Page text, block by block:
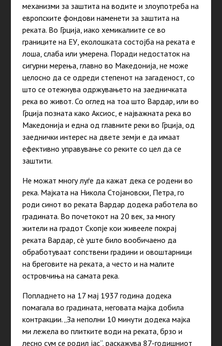
механизми за заштита на водите и злоупотреба на
европските фондови наменети за заштита на
реката. Во Грција, иако хемикалиите се во
границите на ЕУ, еколошката состојба на реката е
лоша, слаба или умерена. Поради недостаток на
сигурни мерења, главно во Македонија, не може
целосно да се одреди степенот на загаденост, со
што се отежнува одржувањето на заедничката
река во живот. Со оглед на тоа што Вардар, или во
Грција позната како Аксиос, е најважната река во
Македонија и една од главните реки во Грција, од
заеднички интерес на двете земји е да имаат
ефективно управување со реките со цел да се
заштити.
Не можат многу луѓе да кажат дека се родени во
река. Мајката на Никола Стојановски, Петра, го
роди синот во реката Вардар додека работела во
градината. Во почетокот на 20 век, за многу
жители на градот Скопје кои живееле покрај
реката Вардар, сè уште било вообичаено да
обработуваат сопствени градини и овоштарници
на бреговите на реката, а често и на малите
островчиња на самата река.
Попладнето на 17 мај 1937 годинадодека
помагала во градината, неговата мајка добила
контракции. „За неполни 10 минути додека мајка
ми лежела во плитките води на реката, брзо и
лесно сум се родил јас“, раскажува 87-годишниот